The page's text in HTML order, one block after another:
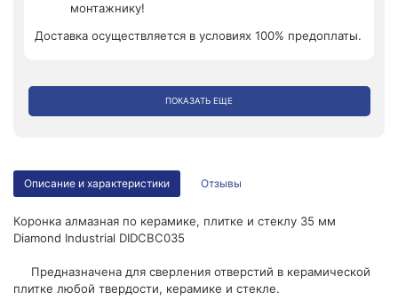
монтажнику!
Доставка осуществляется в условиях 100% предоплаты.
ПОКАЗАТЬ ЕЩЕ
Описание и характеристики Отзывы
Коронка алмазная по керамике, плитке и стеклу 35 мм
Diamond Industrial DIDCBC035
Предназначена для сверления отверстий в керамической
плитке любой твердости, керамике и стекле.